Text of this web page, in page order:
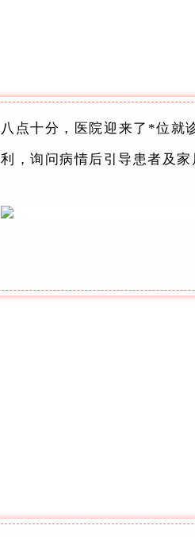
八点十分，医院迎来了*位就
利，询问病情后引导患者及家